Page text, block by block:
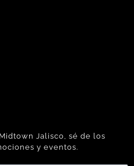
Jalisco, sé de los
y eventos.